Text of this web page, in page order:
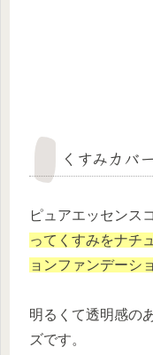
くすみカバ
ピュアエッセンス
ってくすみをナチ
ョンファンデーシ
明るくて透明感の
ズです。